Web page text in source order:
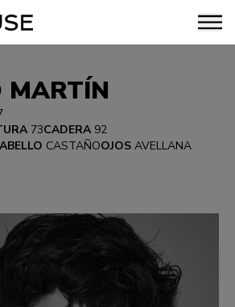
MARTÍN
73CADERA92
CASTAÑOOJOSAVELLANA